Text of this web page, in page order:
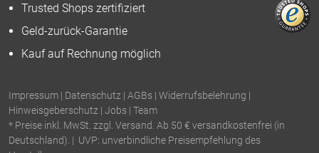
Trusted Shops zertifiziert
Geld-zurück-Garantie
Kauf auf Rechnung möglich
Impressum | Datenschutz | AGBs | Widerrufsbelehrung |
Hinweisgeberschutz | Jobs | Team
* Preise inkl. MwSt. zzgl. Versand. Ab 50 € versandkostenfrei (in
Deutschland). | UVP: unverbindliche Preisempfehlung des